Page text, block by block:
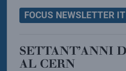
FOCUS NEWSLETTER IT
SETTANT’ANNI DI ITALIA
AL CERN